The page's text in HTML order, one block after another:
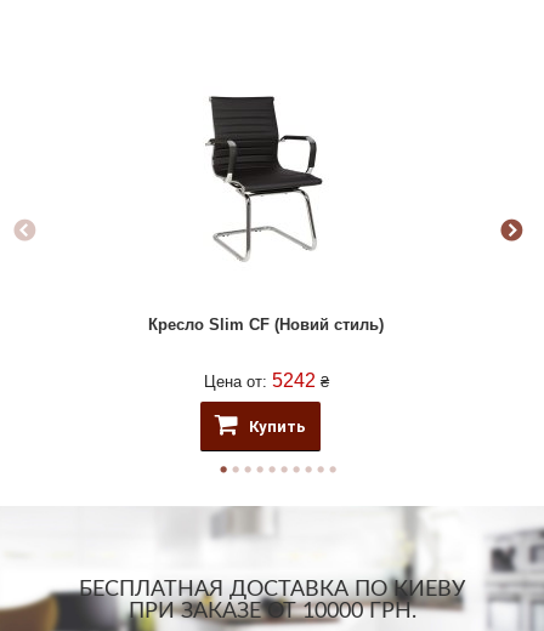
Кресло Slim CF (Новий стиль)
Цена от: 5242 ₴
Купить
БЕСПЛАТНАЯ ДОСТАВКА ПО КИЕВУ
ПРИ ЗАКАЗЕ ОТ 10000 ГРН.